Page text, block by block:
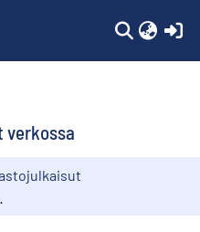
verkossa